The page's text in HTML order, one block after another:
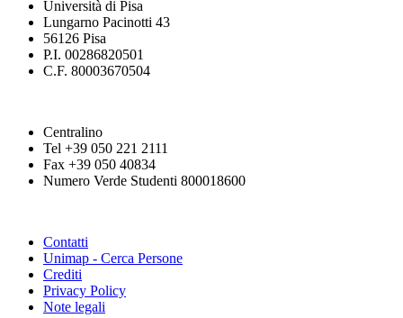
Università di Pisa
Lungarno Pacinotti 43
56126 Pisa
P.I. 00286820501
C.F. 80003670504
Centralino
Tel +39 050 221 2111
Fax +39 050 40834
Numero Verde Studenti 800018600
Contatti
Unimap - Cerca Persone
Crediti
Privacy Policy
Note legali